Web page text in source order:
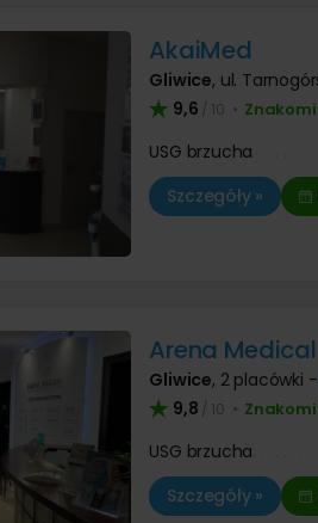
AkaiMed
Gliwice, ul.
9,6 / 10 •
USG brzucha
Szczegóły »
Arena Medical
Gliwice, 2 placówki -
9,8 / 10 •
USG brzucha
Szczegóły »